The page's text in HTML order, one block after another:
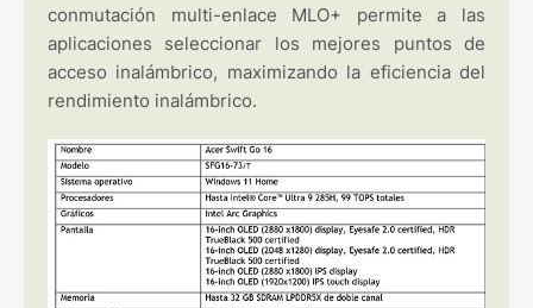
conmutación multi-enlace MLO+ permite a las
aplicaciones seleccionar los mejores puntos de
acceso inalámbrico, maximizando la eficiencia del
rendimiento inalámbrico.